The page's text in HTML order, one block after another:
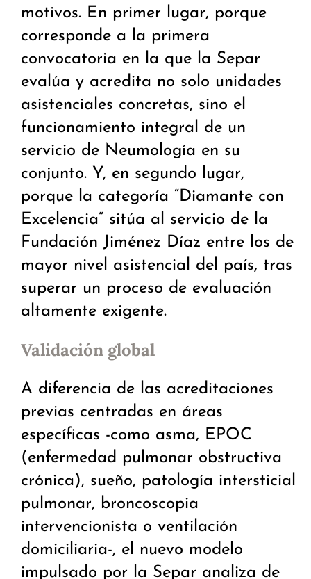
motivos. En primer lugar, porque
corresponde a la primera
convocatoria en la que la Separ
evalúa y acredita no solo unidades
asistenciales concretas, sino el
funcionamiento integral de un
servicio de Neumología en su
conjunto. Y, en segundo lugar,
porque la categoría “Diamante con
Excelencia” sitúa al servicio de la
Fundación Jiménez Díaz entre los de
mayor nivel asistencial del país, tras
superar un proceso de evaluación
altamente exigente.
Validación global
A diferencia de las acreditaciones
previas centradas en áreas
específicas -como asma, EPOC
(enfermedad pulmonar obstructiva
crónica), sueño, patología intersticial
pulmonar, broncoscopia
intervencionista o ventilación
domiciliaria-, el nuevo modelo
impulsado por la Separ analiza de